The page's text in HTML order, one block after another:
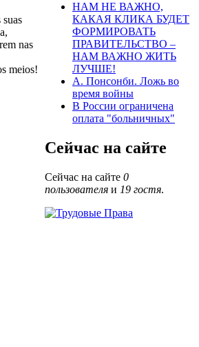
nas
meios!
НАМ НЕ ВАЖНО,
КАКАЯ КЛИКА БУДЕТ
ФОРМИРОВАТЬ
ПРАВИТЕЛЬСТВО –
НАМ ВАЖНО ЖИТЬ
ЛУЧШЕ!
А. Понсонби. Ложь во
время войны
В России ограничена
оплата "больничных"
Сейчас на сайте
Сейчас на сайте 0
пользователя и 19 гостя.